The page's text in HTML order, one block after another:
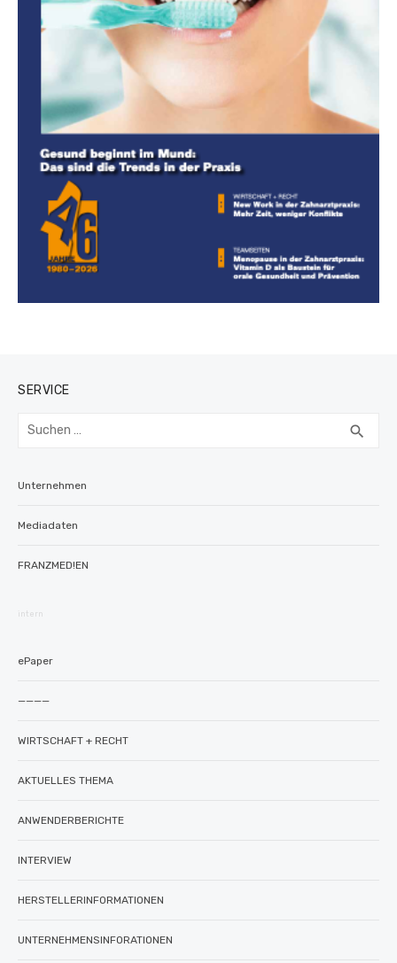
SERVICE
Suchen
search
Unternehmen
Mediadaten
FRANZMED!EN
intern
ePaper
————
WIRTSCHAFT + RECHT
AKTUELLES THEMA
ANWENDERBERICHTE
INTERVIEW
HERSTELLERINFORMATIONEN
UNTERNEHMENSINFORATIONEN